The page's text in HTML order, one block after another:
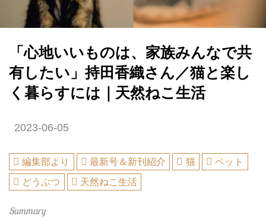
「心地いいものは、家族みんなで共
有したい」持田香織さん／猫と楽し
く暮らすには｜天然ねこ生活
2023-06-05
編集部より 最新号＆新刊紹介 猫
ペット
どうぶつ
天然ねこ生活